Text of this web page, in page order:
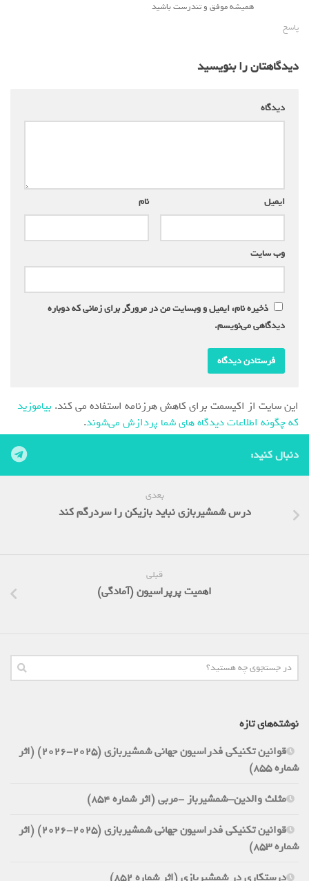
همیشه موفق و تندرست باشید
پاسخ
دیدگاهتان را بنویسید
دیدگاه
نام ایمیل
وب‌ سایت
ذخیره نام، ایمیل و وبسایت من در مرورگر برای زمانی که دوباره
دیدگاهی می‌نویسم.
این سایت از اکیسمت برای کاهش هرزنامه استفاده می کند. بیاموزید
که چگونه اطلاعات دیدگاه های شما پردازش می‌شوند.
دنبال کنید:
بعدی
درس شمشیربازی نباید بازیکن را سردرگم کند
قبلی
اهمیت پرپراسیون (آمادگی)
نوشته‌های تازه
قوانین تکنیکی فدراسیون جهانی شمشیربازی (2025-2026) (اثر
شماره 855)
مثلث والدین-شمشیرباز -مربی (اثر شماره 854)
قوانین تکنیکی فدراسیون جهانی شمشیربازی (2025-2026) (اثر
شماره 853)
درستکاری در شمشیربازی (اثر شماره 852)